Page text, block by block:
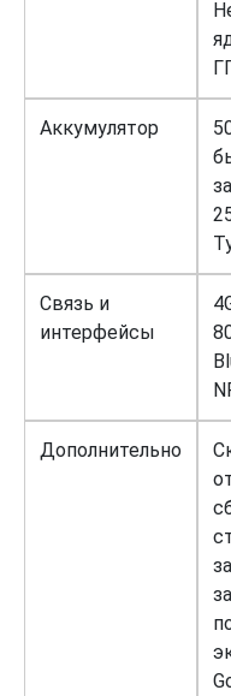
Аккумулятор
Связь и
интерфейсы
Дополнительно